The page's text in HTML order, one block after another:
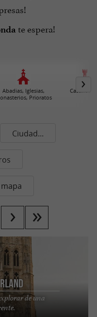
te espera!
Abadias, Iglesias,
Prioratos
Castillos /
Ciudad...
de una